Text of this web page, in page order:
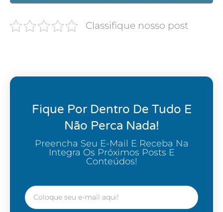
Classifique nosso post
Fique Por Dentro De Tudo E
Não Perca Nada!
Preencha Seu E-Mail E Receba Na
Integra Os Próximos Posts E
Conteúdos!